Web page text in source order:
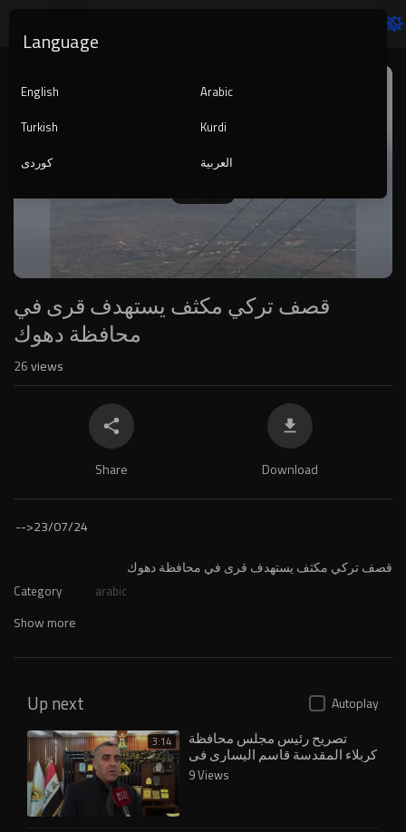
Player
قصف تركي مكثف يستهدف قرى في
محافظة دهوك
26views
Share Download
-->23/07/24
⁣قصف تركي مكثف يستهدف قرى في محافظة دهوك
Category arabic
Show more
Up next Autoplay
3:14 تصريح رئيس مجلس محافظة
كربلاء المقدسة قاسم اليساري في
مايخص الاستعدادت لقرب الزيارة
الاربعينية
9 Views
Language
English
Arabic
Turkish
Kurdi
کوردی
العربية